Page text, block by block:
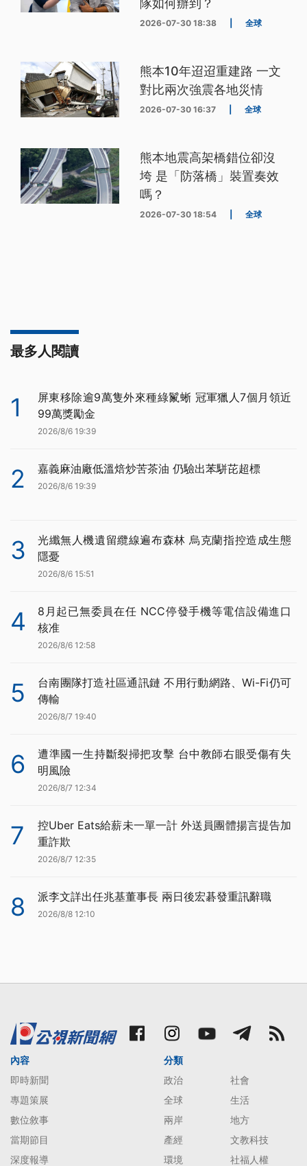
隊如何辦到？
2026-07-30 18:38 全球
熊本10年迢迢重建路 一文
對比兩次強震各地災情
2026-07-30 16:37 全球
熊本地震高架橋錯位卻沒
垮 是「防落橋」裝置奏效
嗎？
2026-07-30 18:54 全球
最多人閱讀
1
屏東移除逾9萬隻外來種綠鬣蜥 冠軍獵人7個月領近
99萬獎勵金
2026/8/6 19:39
2 嘉義麻油廠低溫焙炒苦茶油 仍驗出苯駢芘超標
2026/8/6 19:39
3
光纖無人機遺留纜線遍布森林 烏克蘭指控造成生態
隱憂
2026/8/6 15:51
4
8月起已無委員在任 NCC停發手機等電信設備進口
核准
2026/8/6 12:58
5
台南團隊打造社區通訊鏈 不用行動網路、Wi-Fi仍可
傳輸
2026/8/7 19:40
6
遭準國一生持斷裂掃把攻擊 台中教師右眼受傷有失
明風險
2026/8/7 12:34
7
控Uber Eats給薪未一單一計 外送員團體揚言提告加
重詐欺
2026/8/7 12:35
8 派李文詳出任兆基董事長 兩日後宏碁發重訊辭職
2026/8/8 12:10
內容
即時新聞
專題策展
數位敘事
當期節目
深度報導
分類
政治
社會
全球
生活
兩岸
地方
產經
文教科技
環境
社福人權